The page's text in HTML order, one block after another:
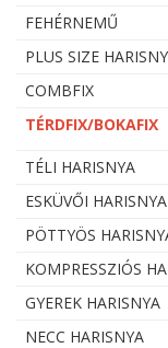
FEHÉRNEMŰ
PLUS SIZE
COMBFIX
TÉRDFIX/BOKAFIX
TÉLI HARISNYA
ESKÜVŐI HARISNYA
PÖTTYÖS
KOMPRESSZIÓS
GYEREK HARISNYA
NECC HARISNYA